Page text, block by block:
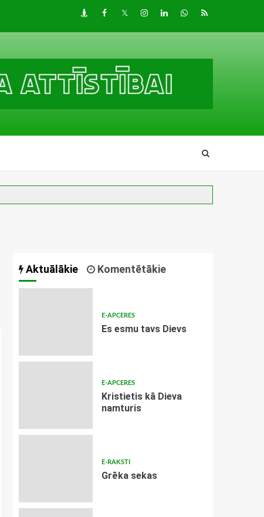
DraugiemFacebook
TwitterInstagram
LinkedInwhatsapp
RSS
Aktuālākie Komentētākie
E-APCERES
Es esmu tavs Dievs
E-APCERES
Kristietis kā Dieva
namturis
E-RAKSTI
Grēka sekas